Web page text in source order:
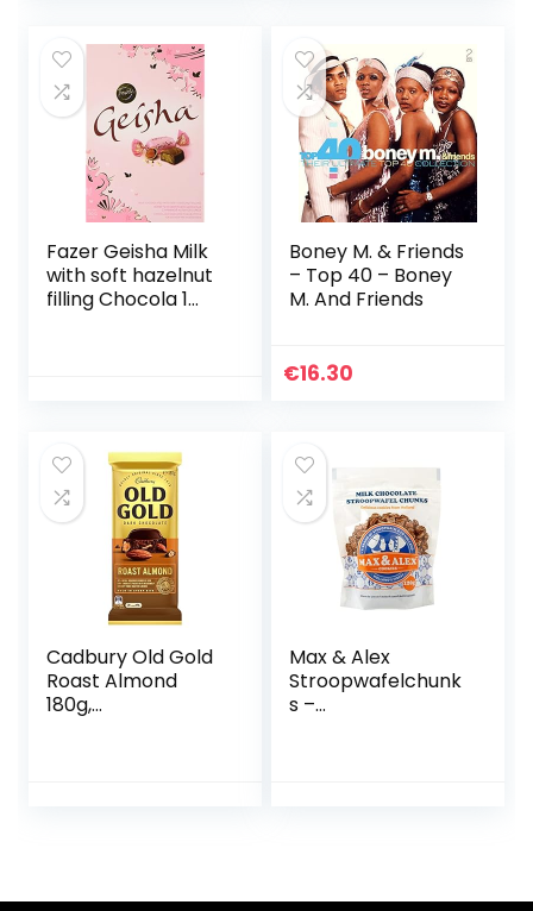
Fazer Geisha Milk
with soft hazelnut
filling Chocola 1
Boney M. & Friends
– Top 40 – Boney
M. And Friends
€16.30
Cadbury Old Gold
Roast Almond
180g,
van 14
Max & Alex
Stroopwafelchunk
s –